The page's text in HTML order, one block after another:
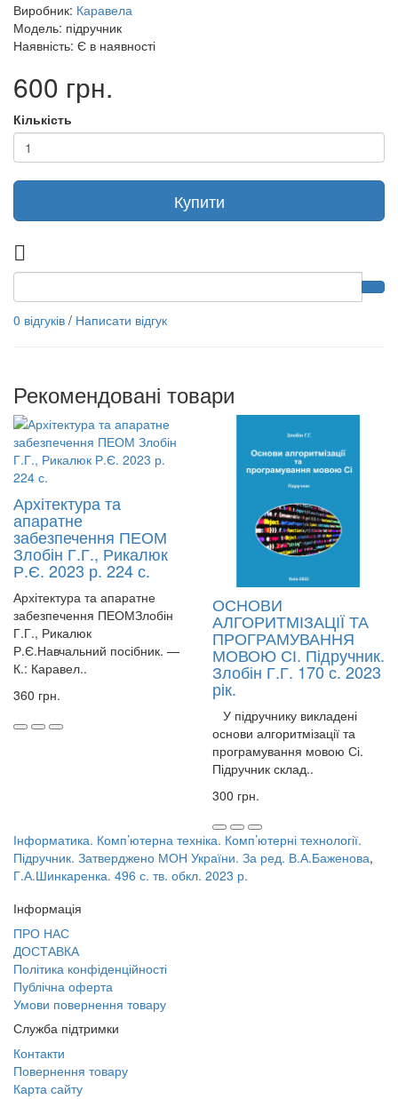
Виробник: Каравела
Модель: підручник
Наявність: Є в наявності
600 грн.
Кількість
Купити
0 відгуків / Написати відгук
Рекомендовані товари
Архітектура та
апаратне
забезпечення ПЕОМ
Злобін Г.Г., Рикалюк
Р.Є. 2023 р. 224 с.
Архітектура та апаратне
забезпечення ПЕОМЗлобін
Г.Г., Рикалюк
Р.Є.Навчальний посібник. —
К.: Каравел..
360 грн.
ОСНОВИ
АЛГОРИТМІЗАЦІЇ ТА
ПРОГРАМУВАННЯ
МОВОЮ СІ. Підручник.
Злобін Г.Г. 170 с. 2023
рік.
У підручнику викладені
основи алгоритмізації та
програмування мовою Сі.
Підручник склад..
300 грн.
Інформатика. Комп’ютерна техніка. Комп’ютерні технології.
Підручник. Затверджено МОН України. За ред. В.А.Баженова,
Г.А.Шинкаренка. 496 с. тв. обкл. 2023 р.
Інформація
ПРО НАС
ДОСТАВКА
Політика конфіденційності
Публічна оферта
Умови повернення товару
Служба підтримки
Контакти
Повернення товару
Карта сайту